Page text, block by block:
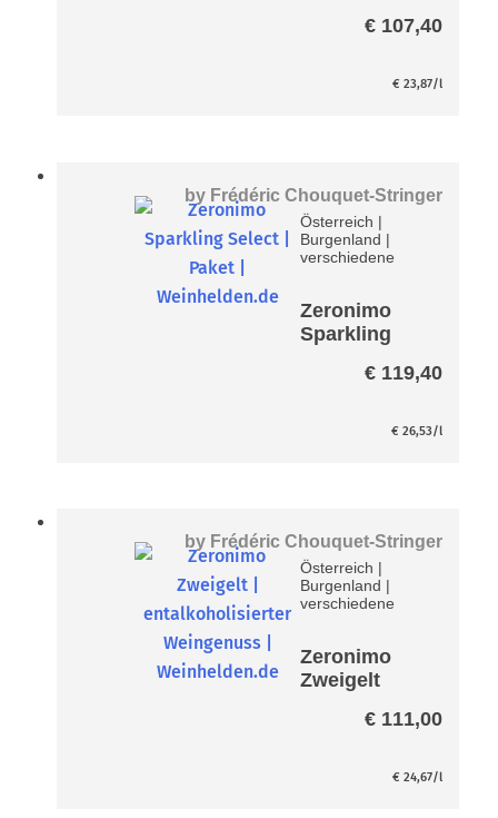
Paket -€107,40
€ 23,87/l
by Frédéric Chouquet-Stringer
Österreich |
Burgenland |
verschiedene
Zeronimo
Sparkling
€119,40
€ 26,53/l
by Frédéric Chouquet-Stringer
Österreich |
Burgenland |
verschiedene
Zeronimo
Zweigelt
entalkoholisi
€111,00
€ 24,67/l